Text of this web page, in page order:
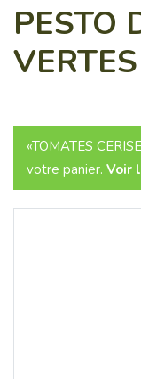
PESTO
VERTES
«TOMATES
votre panier. Voir